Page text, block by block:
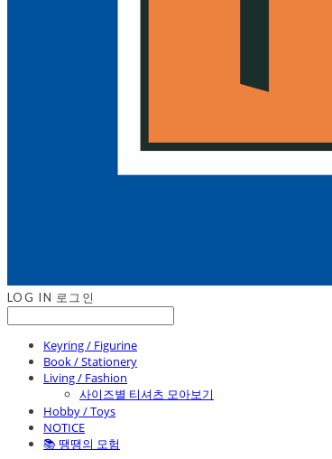
LOG IN 로그인
Keyring / Figurine
Book / Stationery
Living / Fashion
사이즈별 티셔츠 모아보기
Hobby / Toys
NOTICE
📚 땡땡의 모험